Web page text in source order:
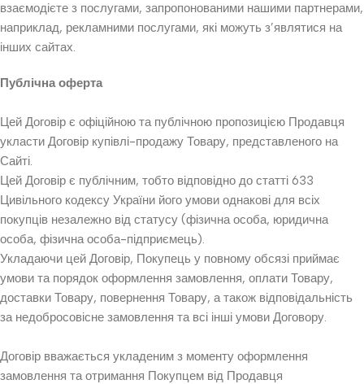
взаємодієте з послугами, запропонованими нашими партнерами,
наприклад, рекламними послугами, які можуть з’являтися на
інших сайтах.
Публічна оферта
Цей Договір є офіційною та публічною пропозицією Продавця
укласти Договір купівлі-продажу Товару, представленого на
Сайті.
Цей Договір є публічним, тобто відповідно до статті 633
Цивільного кодексу України його умови однакові для всіх
покупців незалежно від статусу (фізична особа, юридична
особа, фізична особа-підприємець).
Укладаючи цей Договір, Покупець у повному обсязі приймає
умови та порядок оформлення замовлення, оплати Товару,
доставки Товару, повернення Товару, а також відповідальність
за недобросовісне замовлення та всі інші умови Договору.
Договір вважається укладеним з моменту оформлення
замовлення та отримання Покупцем від Продавця